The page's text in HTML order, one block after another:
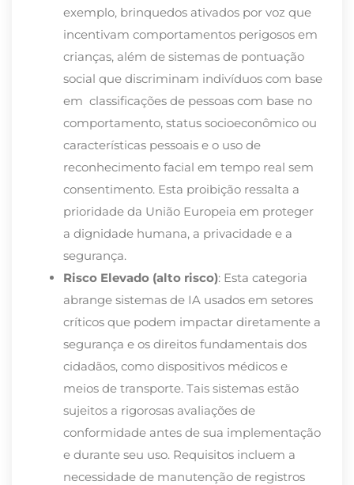
exemplo, brinquedos ativados por voz que
incentivam comportamentos perigosos em
crianças, além de sistemas de pontuação
social que discriminam indivíduos com base
em classificações de pessoas com base no
comportamento, status socioeconômico ou
características pessoais e o uso de
reconhecimento facial em tempo real sem
consentimento. Esta proibição ressalta a
prioridade da União Europeia em proteger
a dignidade humana, a privacidade e a
segurança.
Risco Elevado (alto risco): Esta categoria
abrange sistemas de IA usados em setores
críticos que podem impactar diretamente a
segurança e os direitos fundamentais dos
cidadãos, como dispositivos médicos e
meios de transporte. Tais sistemas estão
sujeitos a rigorosas avaliações de
conformidade antes de sua implementação
e durante seu uso. Requisitos incluem a
necessidade de manutenção de registros